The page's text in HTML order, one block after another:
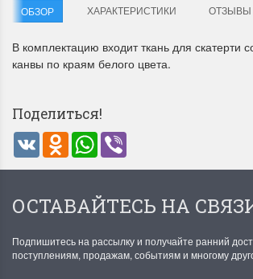
ОБЗОР ХАРАКТЕРИСТИКИ ОТЗЫВЫ
В комплектацию входит ткань для скатерти
канвы по краям белого цвета.
Поделиться!
VK Odnoklassniki
WhatsApp
ОСТАВАЙТЕСЬ НА
Подпишитесь на рассылку и получайте ранний
поступлениям, продажам, событиям и многому